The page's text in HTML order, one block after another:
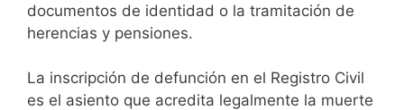
documentos de identidad o la tramitación de
herencias y pensiones.
La inscripción de defunción en el Registro Civil
es el asiento que acredita legalmente la muerte